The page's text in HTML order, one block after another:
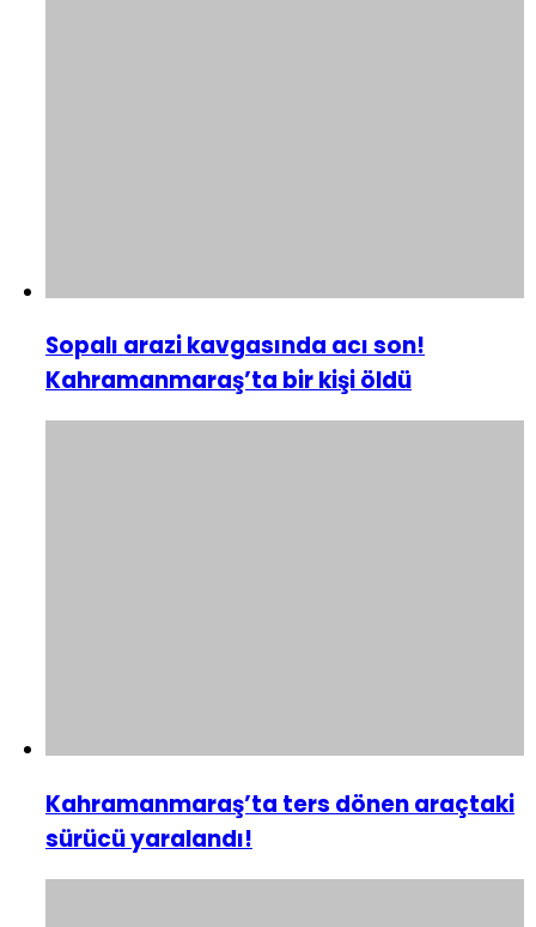
Sopalı arazi kavgasında acı son!
Kahramanmaraş’ta bir kişi öldü
Kahramanmaraş’ta ters dönen araçtaki
sürücü yaralandı!